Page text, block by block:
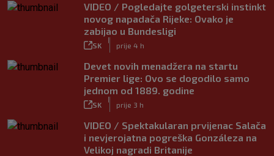
VIDEO / Pogledajte golgeterski instinkt
novog napadača Rijeke: Ovako je
zabijao u Bundesligi
SK prije 4 h
Devet novih menadžera na startu
Premier lige: Ovo se dogodilo samo
jednom od 1889. godine
SK prije 3 h
VIDEO / Spektakularan prvijenac Salača
i nevjerojatna pogreška Gonzáleza na
Velikoj nagradi Britanije